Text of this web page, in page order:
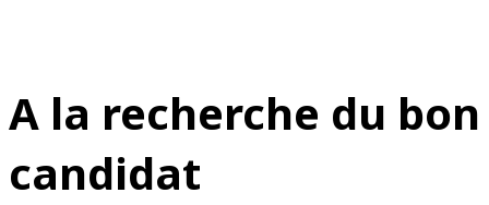
A la recherche du bon
candidat